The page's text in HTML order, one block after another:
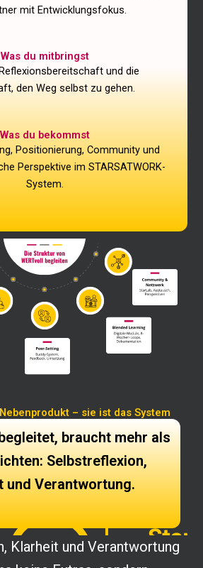
mit Entwicklungsfokus.
Was du mitbringst
und die
den Weg selbst zu gehen.
Was du bekommst
Positionierung, Community und
Perspektive im STARSATWORK-
System.
– sie ist das System
braucht mehr als
Selbstreflexion,
und Verantwortung.
Klarheit und Verantwortung